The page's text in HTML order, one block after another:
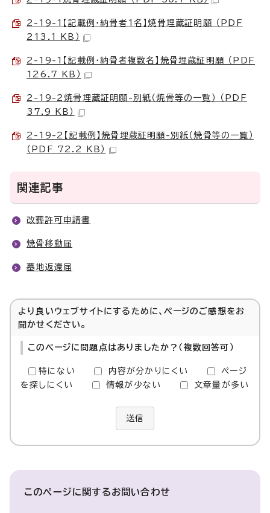
2-19-1【記載例・納骨者1名】焼骨埋蔵証明願 （PDF
213.1 KB）
2-19-1【記載例・納骨者複数名】焼骨埋蔵証明願 （PDF
126.7 KB）
2-19-2焼骨埋蔵証明願-別紙（焼骨等の一覧） （PDF
37.9 KB）
2-19-2【記載例】焼骨埋蔵証明願-別紙（焼骨等の一覧）
（PDF 72.2 KB）
関連記事
改葬許可申請書
焼骨移動届
墓地返還届
より良いウェブサイトにするために、ページのご感想をお
聞かせください。
このページに問題点はありましたか？（複数回答可）
特にない 内容が分かりにくい
ページ
を探しにくい
情報が少ない 文章量が多い
送信
このページに関するお問い合わせ